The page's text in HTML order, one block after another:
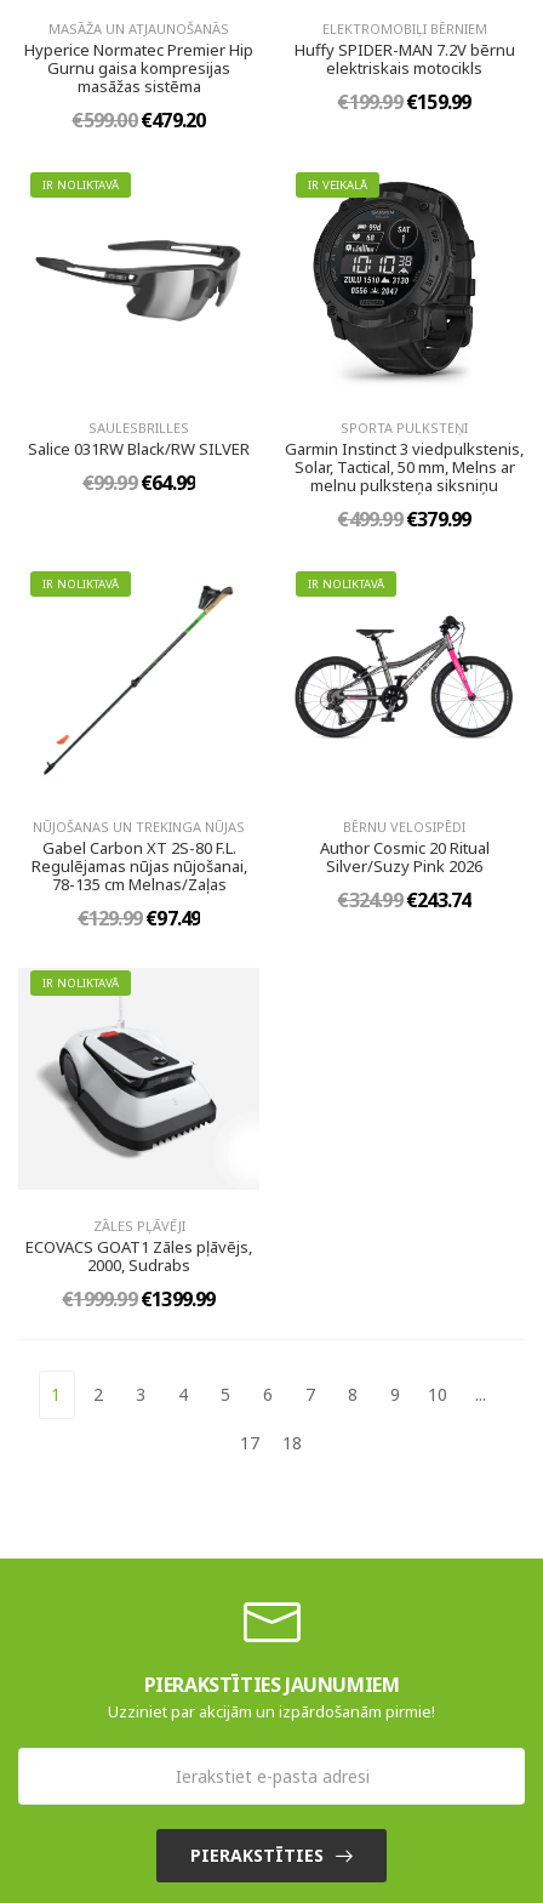
MASĀŽA UN ATJAUNOŠANĀS
Hyperice Normatec Premier Hip
Gurnu gaisa kompresijas
masāžas sistēma
€599.00€479.20
ELEKTROMOBIĻI BĒRNIEM
Huffy SPIDER-MAN 7.2V bērnu
elektriskais motocikls
€199.99€159.99
IR NOLIKTAVĀ
SAULESBRILLES
Salice 031RW Black/RW SILVER
€99.99€64.99
IR VEIKALĀ
SPORTA PULKSTEŅI
Garmin Instinct 3 viedpulkstenis,
Solar, Tactical, 50 mm, Melns ar
melnu pulksteņa siksniņu
€499.99€379.99
IR NOLIKTAVĀ
NŪJOŠANAS UN TREKINGA NŪJAS
Gabel Carbon XT 2S-80 F.L.
Regulējamas nūjas nūjošanai,
78-135 cm Melnas/Zaļas
€129.99€97.49
IR NOLIKTAVĀ
BĒRNU VELOSIPĒDI
Author Cosmic 20 Ritual
Silver/Suzy Pink 2026
€324.99€243.74
IR NOLIKTAVĀ
ZĀLES PĻĀVĒJI
ECOVACS GOAT1 Zāles pļāvējs,
2000, Sudrabs
€1999.99€1399.99
1 2 3 4 5 6 7 8 9 10 ...
17 18
PIERAKSTĪTIES JAUNUMIEM
Uzziniet par akcijām un izpārdošanām pirmie!
PIERAKSTĪTIES